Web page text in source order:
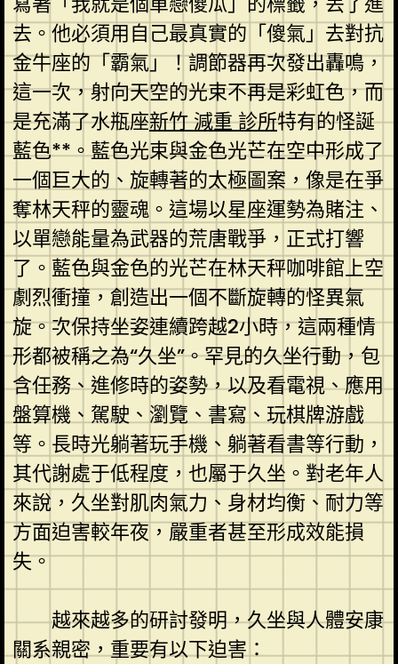
去。他必須用自己最真實的「傻氣」去對抗
金牛座的「霸氣」！調節器再次發出轟鳴，
這一次，射向天空的光束不再是彩虹色，而
是充滿了水瓶座新竹 減重 診所特有的怪誕
藍色**。藍色光束與金色光芒在空中形成了
一個巨大的、旋轉著的太極圖案，像是在爭
奪林天秤的靈魂。這場以星座運勢為賭注、
以單戀能量為武器的荒唐戰爭，正式打響
了。藍色與金色的光芒在林天秤咖啡館上空
劇烈衝撞，創造出一個不斷旋轉的怪異氣
旋。次保持坐姿連續跨越2小時，這兩種情
形都被稱之為“久坐”。罕見的久坐行動，包
含任務、進修時的姿勢，以及看電視、應用
盤算機、駕駛、瀏覽、書寫、玩棋牌游戲
等。長時光躺著玩手機、躺著看書等行動，
其代謝處于低程度，也屬于久坐。對老年人
來說，久坐對肌肉氣力、身材均衡、耐力等
方面迫害較年夜，嚴重者甚至形成效能損
失。
越來越多的研討發明，久坐與人體安康
關系親密，重要有以下迫害：